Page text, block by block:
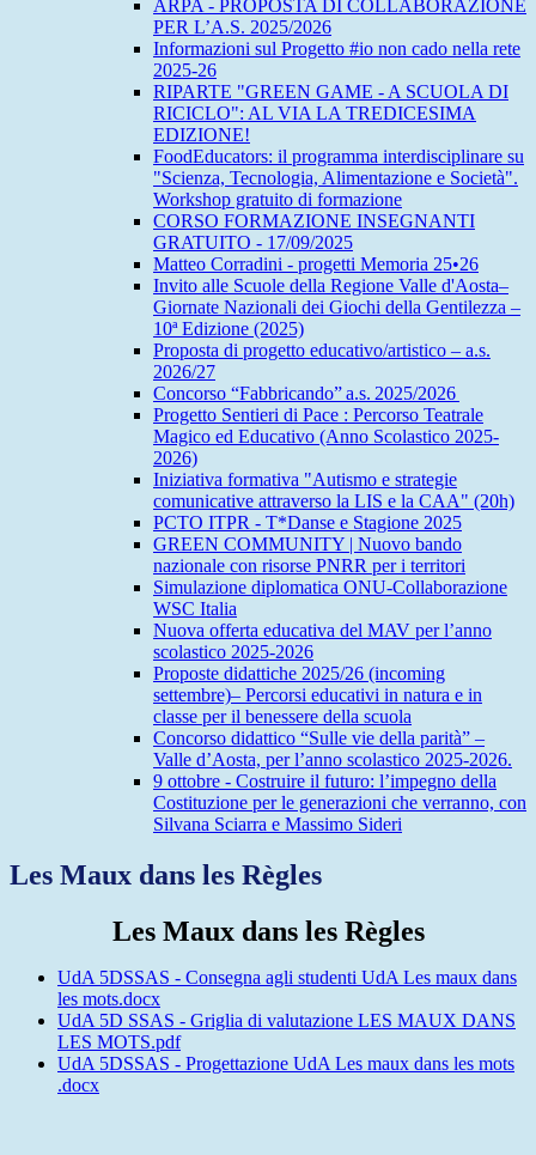
ARPA - PROPOSTA DI COLLABORAZIONE
PER L’A.S. 2025/2026
Informazioni sul Progetto #io non cado nella rete
2025-26
RIPARTE "GREEN GAME - A SCUOLA DI
RICICLO": AL VIA LA TREDICESIMA
EDIZIONE!
FoodEducators: il programma interdisciplinare su
"Scienza, Tecnologia, Alimentazione e Società".
Workshop gratuito di formazione
CORSO FORMAZIONE INSEGNANTI
GRATUITO - 17/09/2025
Matteo Corradini - progetti Memoria 25•26
Invito alle Scuole della Regione Valle d'Aosta–
Giornate Nazionali dei Giochi della Gentilezza –
10ª Edizione (2025)
Proposta di progetto educativo/artistico – a.s.
2026/27
Concorso “Fabbricando” a.s. 2025/2026
Progetto Sentieri di Pace : Percorso Teatrale
Magico ed Educativo (Anno Scolastico 2025-
2026)
Iniziativa formativa "Autismo e strategie
comunicative attraverso la LIS e la CAA" (20h)
PCTO ITPR - T*Danse e Stagione 2025
GREEN COMMUNITY | Nuovo bando
nazionale con risorse PNRR per i territori
Simulazione diplomatica ONU-Collaborazione
WSC Italia
Nuova offerta educativa del MAV per l’anno
scolastico 2025-2026
Proposte didattiche 2025/26 (incoming
settembre)– Percorsi educativi in natura e in
classe per il benessere della scuola
Concorso didattico “Sulle vie della parità” –
Valle d’Aosta, per l’anno scolastico 2025-2026.
9 ottobre - Costruire il futuro: l’impegno della
Costituzione per le generazioni che verranno, con
Silvana Sciarra e Massimo Sideri
Les Maux dans les Règles
Les Maux dans les Règles
UdA 5DSSAS - Consegna agli studenti UdA Les maux dans
les mots.docx
UdA 5D SSAS - Griglia di valutazione LES MAUX DANS
LES MOTS.pdf
UdA 5DSSAS - Progettazione UdA Les maux dans les mots
.docx